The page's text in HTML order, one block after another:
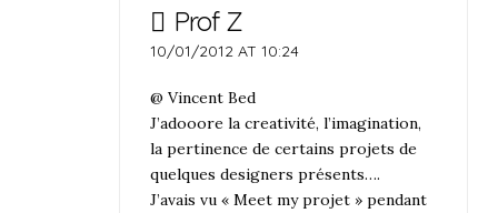
Prof Z
10/01/2012 AT 10:24
@ Vincent Bed
J’adooore la creativité, l’imagination,
la pertinence de certains projets de
quelques designers présents….
J’avais vu « Meet my projet » pendant